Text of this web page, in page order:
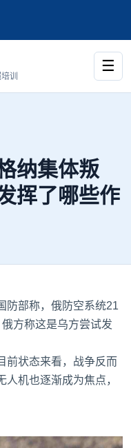
训
☰
纳集体叛
挥了哪些作
部称，俄防空系统21
方称这是乌方尝试发
前状态来看，战争反而
机也逐渐成为焦点，